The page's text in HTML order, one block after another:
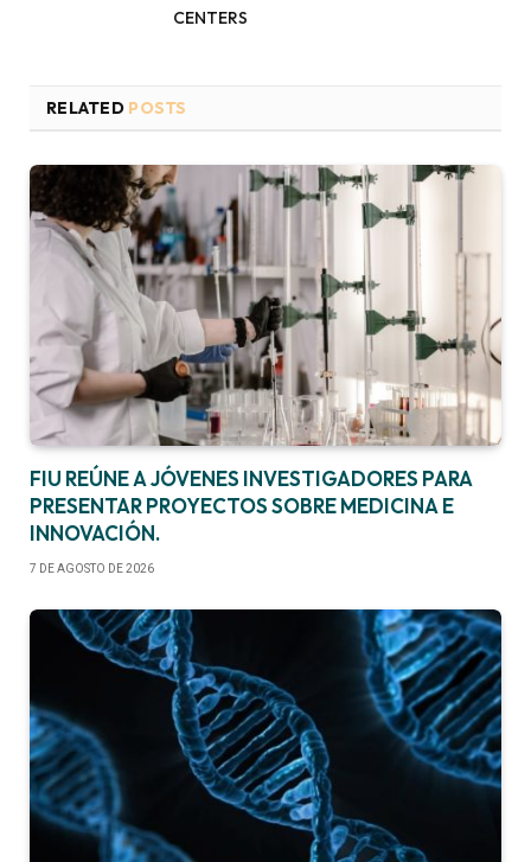
CENTERS
RELATED POSTS
FIU REÚNE A JÓVENES INVESTIGADORES PARA
PRESENTAR PROYECTOS SOBRE MEDICINA E
INNOVACIÓN.
7 DE AGOSTO DE 2026